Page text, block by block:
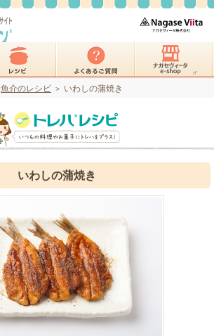
魚介のレシピ > いわしの蒲焼き
いわしの蒲焼き